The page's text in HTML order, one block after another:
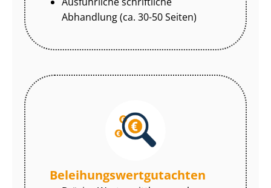
Abhandlung (ca. 30-50 Seiten)
Be­lei­hungs­wert­gut­ach­ten